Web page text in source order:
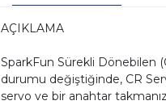
AÇIKLAMA
SparkFun Sürekli Dönebilen
durumu değiştiğinde, CR
servo ve bir anahtar